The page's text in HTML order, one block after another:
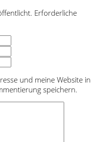
Erforderliche
und meine Website in
speichern.